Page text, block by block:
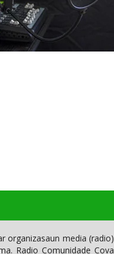
organizasaun media (radio)
Radio Comunidade Cova